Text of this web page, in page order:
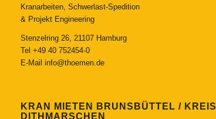
Kranarbeiten, Schwerlast-Spedition
& Projekt Engineering
Stenzelring 26, 21107 Hamburg
Tel +49 40 752454-0
E-Mail info@thoemen.de
KRAN MIETEN BRUNSBÜTTEL / KREIS
DITHMARSCHEN